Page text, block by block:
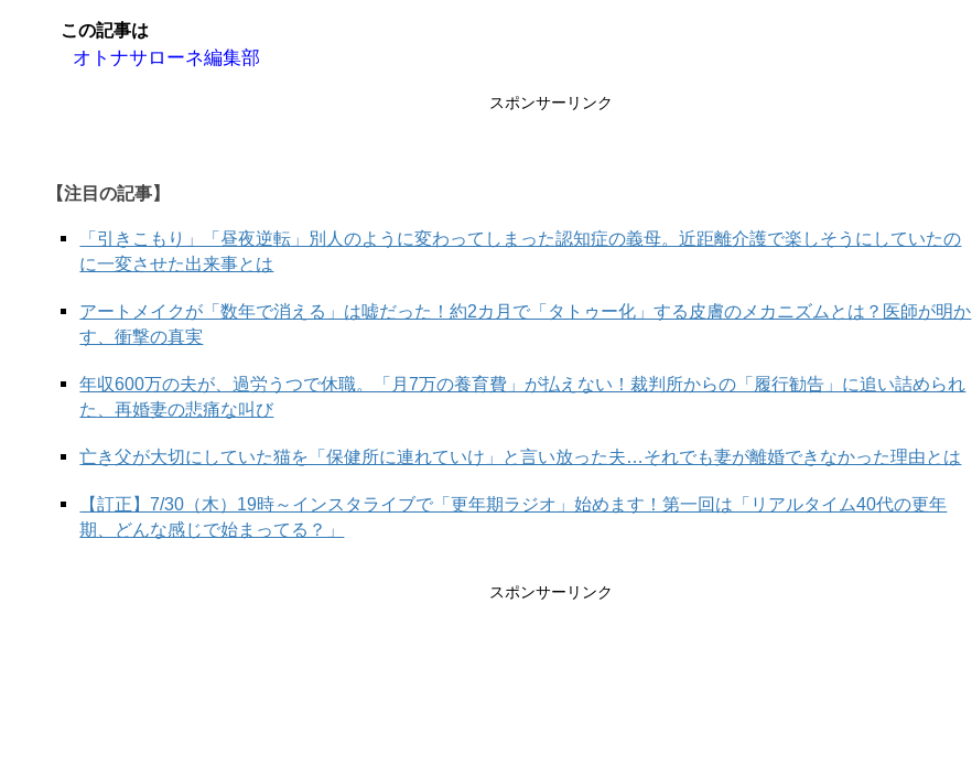
この記事は
オトナサローネ編集部
スポンサーリンク
【注目の記事】
「引きこもり」「昼夜逆転」別人のように変わってしまった認知症の義母。近距離介護で楽しそうにしていたの
に一変させた出来事とは
アートメイクが「数年で消える」は嘘だった！約2カ月で「タトゥー化」する皮膚のメカニズムとは？医師が明か
す、衝撃の真実
年収600万の夫が、過労うつで休職。「月7万の養育費」が払えない！裁判所からの「履行勧告」に追い詰められ
た、再婚妻の悲痛な叫び
亡き父が大切にしていた猫を「保健所に連れていけ」と言い放った夫…それでも妻が離婚できなかった理由とは
【訂正】7/30（木）19時～インスタライブで「更年期ラジオ」始めます！第一回は「リアルタイム40代の更年
期、どんな感じで始まってる？」
スポンサーリンク